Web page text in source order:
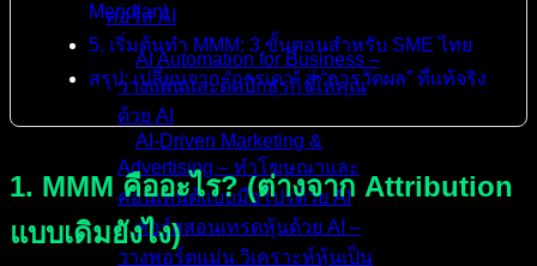
คอร์ส AI
AI Automation for Business –
วางแผนและติดปีกธุรกิจให้คุณ
ด้วย AI
AI-Driven Marketing &
Advertising – ทำโฆษณาและ
คอนเทนต์แบบมือโปรด้วย AI
คอร์สสอนเทรดหุ้นด้วย AI –
วางพอร์ตแม่น วิเคราะห์หุ้นเป็น
Meridian)
5. เริ่มต้นทำ MMM: 3 ขั้นตอนสำหรับ SME ไทย
สรุป: เปลี่ยนจาก “การเดา” สู่ “การวัดผล” ที่แท้จริง
1. MMM คืออะไร? (ต่างจาก Attribution
แบบเดิมยังไง)